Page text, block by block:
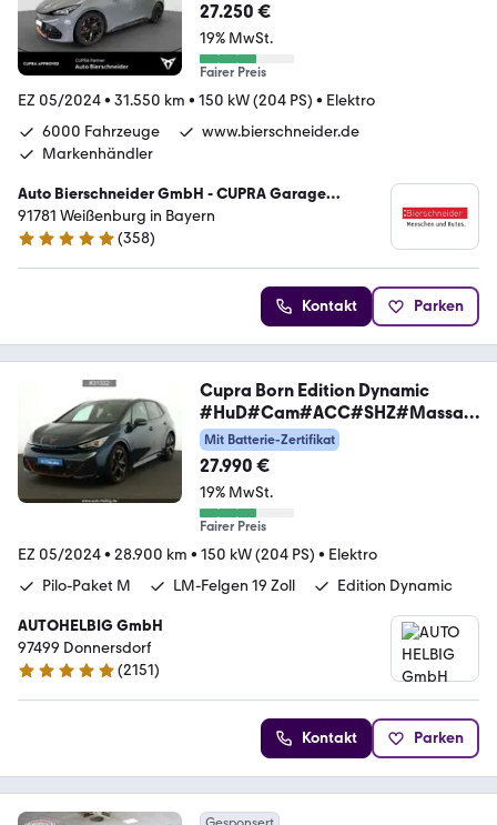
27.250 €
19% MwSt.
Fairer Preis
EZ 05/2024• 31.550 km • 150 kW (204 PS) • Elektro
6000 Fahrzeuge
www.bierschneider.de
Markenhändler
Auto Bierschneider GmbH - CUPRA Garage
Weißenburg
91781 Weißenburg in Bayern
4.9 Sterne
(358)
Kontakt Parken
Cupra Born Edition Dynamic
#HuD#Cam#ACC#SHZ#Massag
e#
Mit Batterie-Zertifikat
27.990 €
19% MwSt.
Fairer Preis
EZ 05/2024• 28.900 km • 150 kW (204 PS) • Elektro
Pilo-Paket M
LM-Felgen 19 Zoll Edition Dynamic
AUTOHELBIG GmbH
97499 Donnersdorf
4.8 Sterne
(2151)
Kontakt Parken